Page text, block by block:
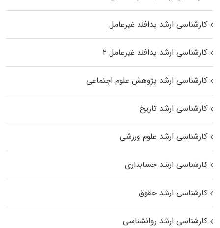
کارشناسی ارشد پدافند غیرعامل
کارشناسی ارشد پدافند غیرعامل ۲
کارشناسی ارشد پژوهش علوم اجتماعی
کارشناسی ارشد تاریخ
کارشناسی ارشد علوم ورزشی
کارشناسی ارشد حسابداری
کارشناسی ارشد حقوق
کارشناسی ارشد روانشناسی